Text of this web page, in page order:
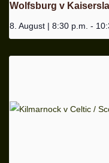
Wolfsburg v
8. August | 8:30 p.m. -